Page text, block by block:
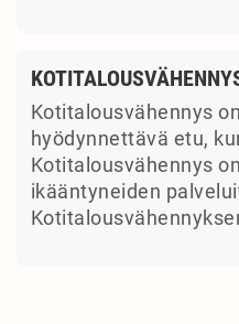
Kotitalousvähennys
hyödynnettävä etu,
Kotitalousvähennys
ikääntyneiden